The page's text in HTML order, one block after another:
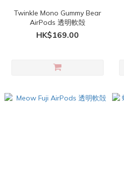
Twinkle Mono Gummy Bear
AirPods 透明軟殻
HK$169.00